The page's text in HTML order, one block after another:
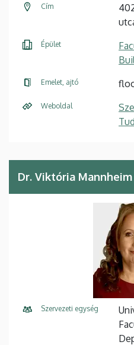
Cím
Épület
Emelet, ajtó
Weboldal
Dr. Viktória Mannheim
Szervezeti egység